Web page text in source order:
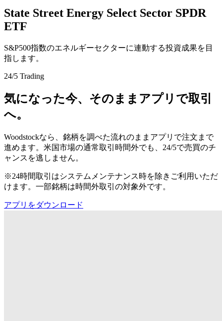
State Street Energy Select Sector SPDR
ETF
S&P500指数のエネルギーセクターに連動する投資成果を目
指します。
24/5 Trading
気になった今、そのままアプリで取引
へ。
Woodstockなら、銘柄を調べた流れのままアプリで注文まで
進めます。米国市場の通常取引時間外でも、24/5で売買のチ
ャンスを逃しません。
※24時間取引はシステムメンテナンス時を除きご利用いただ
けます。一部銘柄は時間外取引の対象外です。
アプリをダウンロード